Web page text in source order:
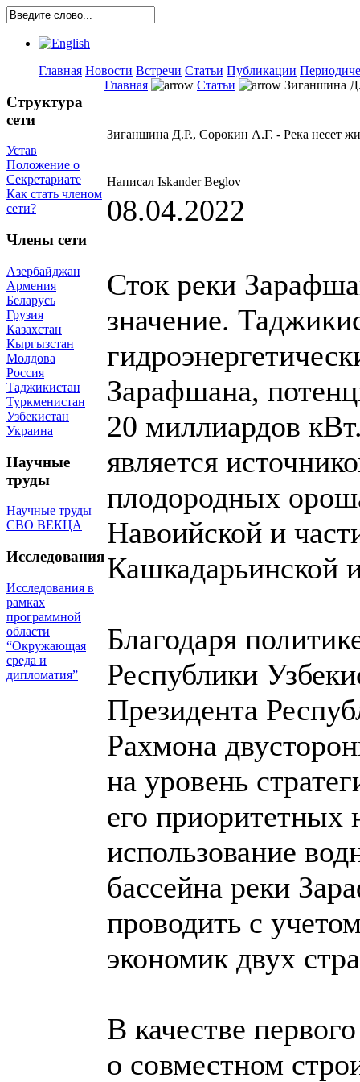
Главная Новости Встречи Статьи Публикации
Структура
сети
Устав
Положение о
Секретариате
Как стать членом
сети?
Члены сети
Азербайджан
Армения
Беларусь
Грузия
Казахстан
Кыргызстан
Молдова
Россия
Таджикистан
Туркменистан
Узбекистан
Украина
Научные
труды
Научные труды
СВО ВЕКЦА
Исследования
Исследования в
рамках
программной
области
“Окружающая
среда и
дипломатия”
Главная Статьи Зиганшина
Зиганшина Д.Р., Сорокин А.Г. - Река несет
Написал Iskander Beglov
08.04.2022
Сток реки
значение.
Зарафшана,
20 миллиардов
является
плодородных
Навоийской и
Кашкадарьинской
Благодаря
Республики
Президента
Рахмона
на уровень
его приоритетных
использование
бассейна реки
проводить с
экономик двух
В качестве
о совместном